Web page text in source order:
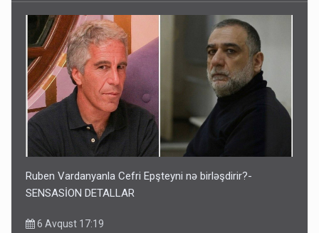
Ruben Vardanyanla Cefri Epşteyni nə birləşdirir?-
SENSASİON DETALLAR
6 Avqust 17:19